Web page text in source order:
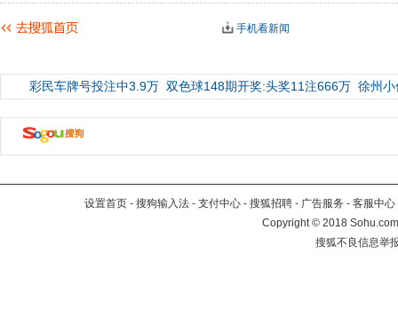
手机看新闻
彩民车牌号投注中3.9万 双色球148期开奖:头奖11注666万 徐州
设置首页 - 搜狗输入法 - 支付中心 - 搜狐招聘 - 广告服务 - 客服中心
Copyright©2018
搜狐不良信息举